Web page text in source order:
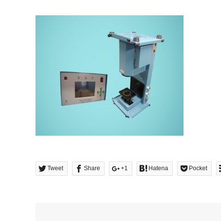
Tweet Share +1 Hatena Pocket